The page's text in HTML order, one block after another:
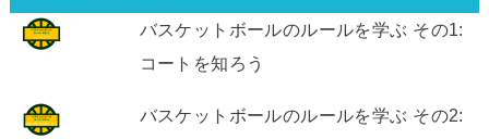
バスケットボールのルールを学ぶ その1:
コートを知ろう
バスケットボールのルールを学ぶ その2: